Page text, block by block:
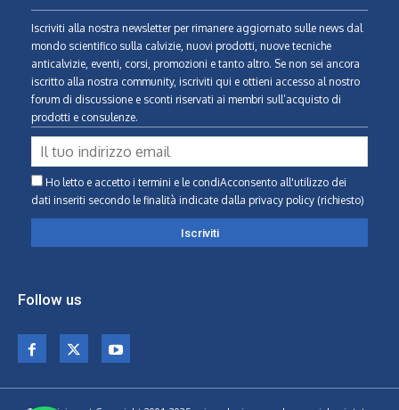
Iscriviti alla nostra newsletter per rimanere aggiornato sulle news dal
mondo scientifico sulla calvizie, nuovi prodotti, nuove tecniche
anticalvizie, eventi, corsi, promozioni e tanto altro. Se non sei ancora
iscritto alla nostra community, iscriviti qui e ottieni accesso al nostro
forum di discussione e sconti riservati ai membri sull’acquisto di
prodotti e consulenze.
Ho letto e accetto i termini e le condiAcconsento all'utilizzo dei
dati inseriti secondo le finalità indicate dalla privacy policy (richiesto)
Follow us